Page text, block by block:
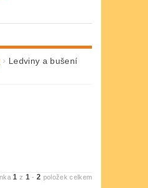
Ledviny a bušení
1 z 1 -2 položek celkem